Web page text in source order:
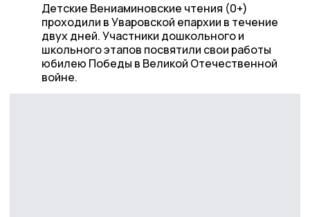
Детские Вениаминовские чтения (0+)
проходили в Уваровской епархии в течение
двух дней. Участники дошкольного и
школьного этапов посвятили свои работы
юбилею Победы в Великой Отечественной
войне.